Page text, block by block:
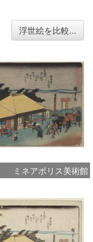
浮世絵を比較...
ミネアポリス美術館